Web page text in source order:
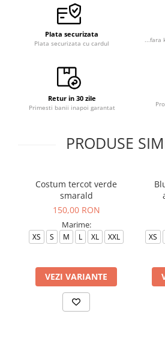
Plata securizata
Plata securizata cu cardul
Retur in 30 zile
Primesti banii inapoi garantat
PRODUSE
Costum tercot verde
smarald
150,00 RON
Marime:
XS S M L XL XXL
VEZI VARIANTE
XS